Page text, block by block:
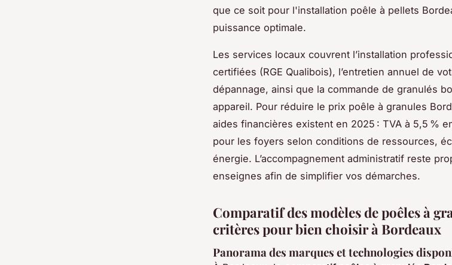
que ce soit pour l'installation poêle à pellets
puissance optimale.
Les services locaux couvrent l’installation
certifiées (RGE Qualibois), l’entretien annuel de
dépannage, ainsi que la commande de granulés
appareil. Pour réduire le prix poêle à granules
aides financières existent en 2025 : TVA à 5,5 %
pour les foyers selon conditions de ressources,
énergie. L’accompagnement administratif reste
enseignes afin de simplifier vos démarches.
Comparatif des modèles de poêles à
critères pour bien choisir à Bordeaux
Panorama des marques et technologies